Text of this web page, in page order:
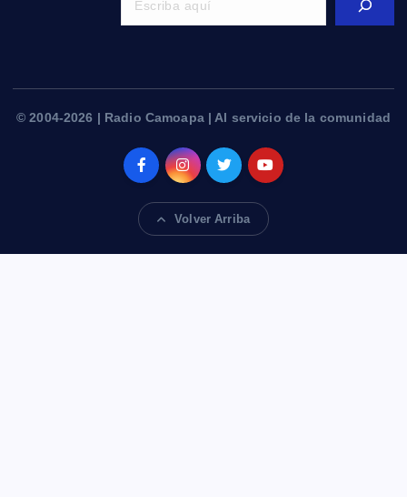
© 2004-2026 | Radio Camoapa | Al servicio de la comunidad
Volver Arriba